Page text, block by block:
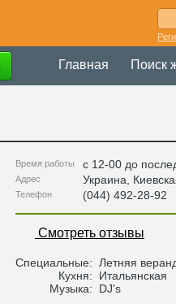
Главная Поиск
Время работы с 12-00 до
Адрес Украина
Телефон (044) 492-28-92
Смотреть отзывы
Специальные:
Летняя
Кухня:
Итальянская
Музыка:
DJ's